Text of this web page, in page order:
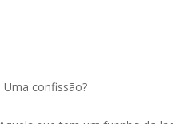
Uma confissão?